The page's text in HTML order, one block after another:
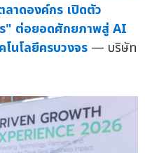
าดองค์กร เปิดตัว
ต่อยอดศักยภาพสู่ AI
นโลยีครบวงจร — บริษัท